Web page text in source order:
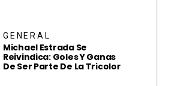
GENERAL
Michael Estrada Se
Reivindica: Goles Y Ganas
De Ser Parte De La Tricolor